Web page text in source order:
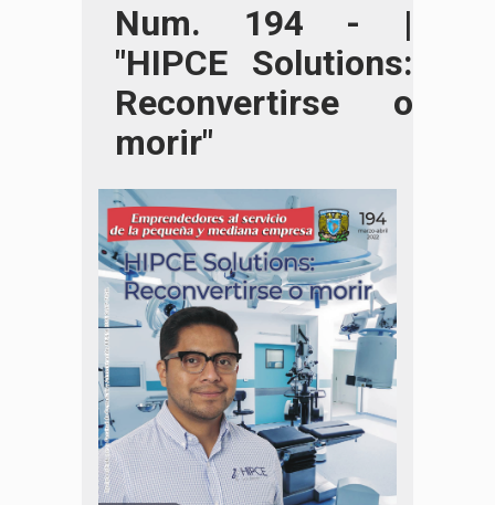
Num. 194 - |
"HIPCE Solutions:
Reconvertirse o
morir"